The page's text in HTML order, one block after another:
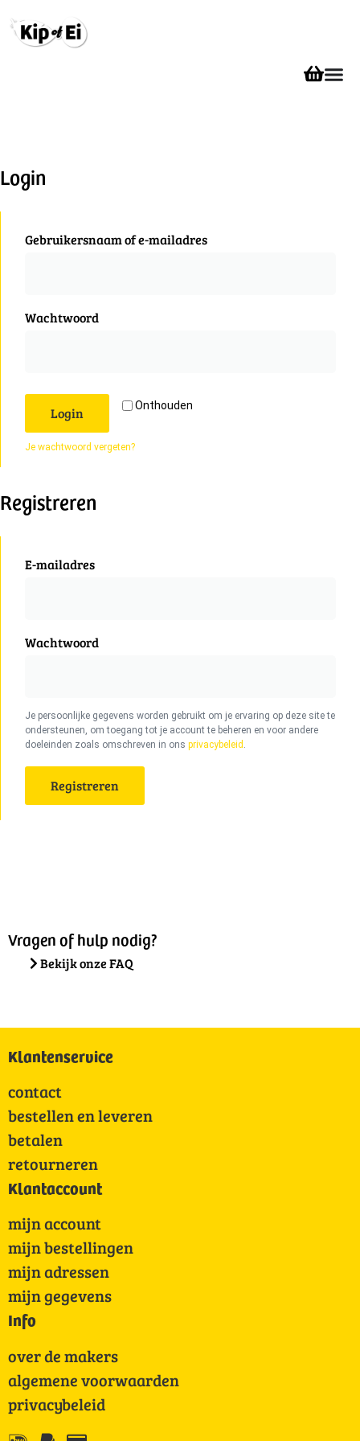
Login
Gebruikersnaam of e-mailadres
Wachtwoord
Onthouden
Login
Je wachtwoord vergeten?
Registreren
E-mailadres
Wachtwoord
Je persoonlijke gegevens worden gebruikt om je ervaring op deze site te
ondersteunen, om toegang tot je account te beheren en voor andere
doeleinden zoals omschreven in ons privacybeleid
Registreren
Vragen of hulp nodig?
Bekijk onze FAQ
Klantenservice
contact
bestellen en leveren
betalen
retourneren
Klantaccount
mijn account
mijn bestellingen
mijn adressen
mijn gegevens
Info
over de makers
algemene voorwaarden
privacybeleid